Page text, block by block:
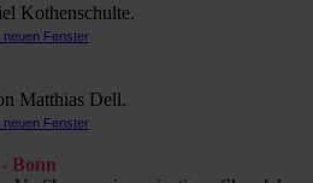
Kothenschulte.
neuen Fenster
Matthias Dell.
neuen Fenster
Bonn